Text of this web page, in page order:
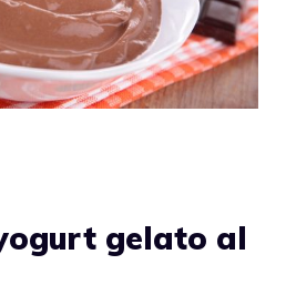
gelato al